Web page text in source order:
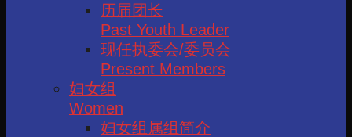
历届团长
Past Youth Leader
现任执委会/委员会
Present Members
妇女组
Women
妇女组属组简介